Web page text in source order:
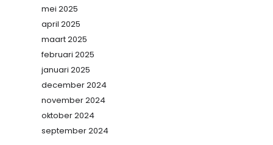
mei 2025
april 2025
maart 2025
februari 2025
januari 2025
december 2024
november 2024
oktober 2024
september 2024